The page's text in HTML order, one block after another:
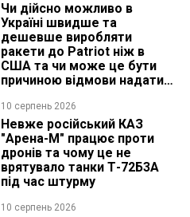
Чи дійсно можливо в
Україні швидше та
дешевше виробляти
ракети до Patriot ніж в
США та чи може це бути
причиною відмови надати
10 серпень 2026
Невже російський КАЗ
"Арена-М" працює проти
дронів та чому це не
врятувало танки Т-72Б3А
під час штурму
10 серпень 2026